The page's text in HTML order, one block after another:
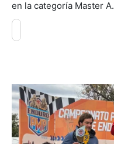
en la categoría Master A.